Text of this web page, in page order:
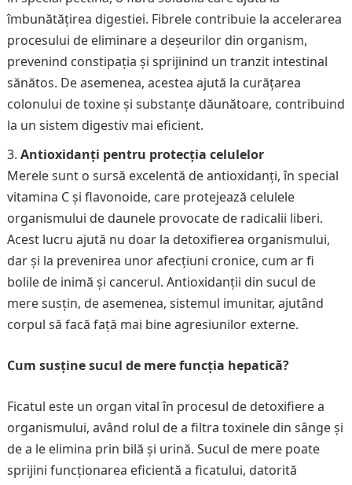
îmbunătățirea digestiei. Fibrele contribuie la accelerarea
procesului de eliminare a deșeurilor din organism,
prevenind constipația și sprijinind un tranzit intestinal
sănătos. De asemenea, acestea ajută la curățarea
colonului de toxine și substanțe dăunătoare, contribuind
la un sistem digestiv mai eficient.
Antioxidanți pentru protecția celulelor
Merele sunt o sursă excelentă de antioxidanți, în special
vitamina C și flavonoide, care protejează celulele
organismului de daunele provocate de radicalii liberi.
Acest lucru ajută nu doar la detoxifierea organismului,
dar și la prevenirea unor afecțiuni cronice, cum ar fi
bolile de inimă și cancerul. Antioxidanții din sucul de
mere susțin, de asemenea, sistemul imunitar, ajutând
corpul să facă față mai bine agresiunilor externe.
Cum susține sucul de mere funcția hepatică?
Ficatul este un organ vital în procesul de detoxifiere a
organismului, având rolul de a filtra toxinele din sânge și
de a le elimina prin bilă și urină. Sucul de mere poate
sprijini funcționarea eficientă a ficatului, datorită